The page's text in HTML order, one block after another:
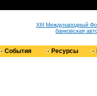
XIII Международный
банковская
События Ресурсы